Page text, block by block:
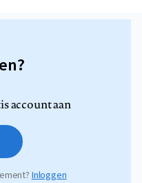
account aan
Inloggen